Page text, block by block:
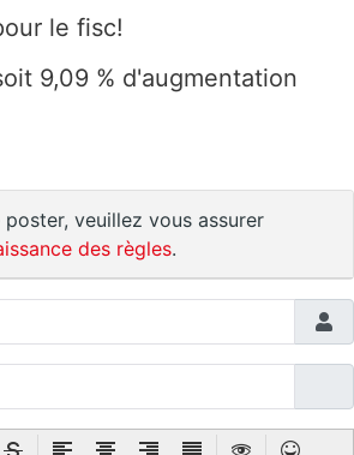
le fisc!
9,09 % d'augmentation
veuillez vous assurer
des règles.